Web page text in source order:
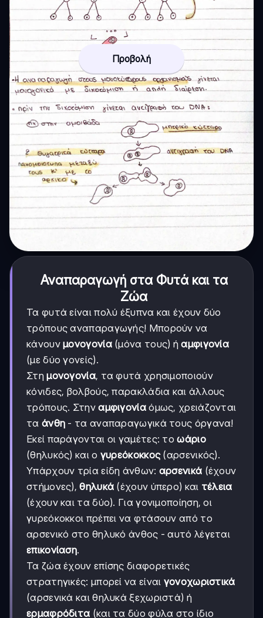
Προβολή
Αναπαραγωγή στα Φυτά και τα
Ζώα
Τα φυτά είναι πολύ έξυπνα και έχουν δύο
τρόπους αναπαραγωγής! Μπορούν να
κάνουνμονογονία(μόνα τους) ήαμφιγονία
(με δύο γονείς).
Στημονογονία, τα φυτά χρησιμοποιούν
κόνιδες, βολβούς, παρακλάδια και άλλους
τρόπους. Στηναμφιγονίαόμως, χρειάζονται
τα άνθη - τα αναπαραγωγικά τους όργανα!
Εκεί παράγονται οι γαμέτες: τοωάριο
(θηλυκός) και ο γυρεόκοκκος(αρσενικός).
Υπάρχουν τρία είδη άνθων: αρσενικά (έχουν
στήμονες),θηλυκά (έχουν ύπερο) και τέλεια
(έχουν και τα δύο). Για γονιμοποίηση, οι
γυρεόκοκκοι πρέπει να φτάσουν από το
αρσενικό στο θηλυκό άνθος - αυτό λέγεται
επικονίαση.
Τα ζώα έχουν επίσης διαφορετικές
στρατηγικές: μπορεί να είναι γονοχωριστικά
(αρσενικά και θηλυκά ξεχωριστά) ή
ερμαφρόδιτα (και τα δύο φύλα στο ίδιο